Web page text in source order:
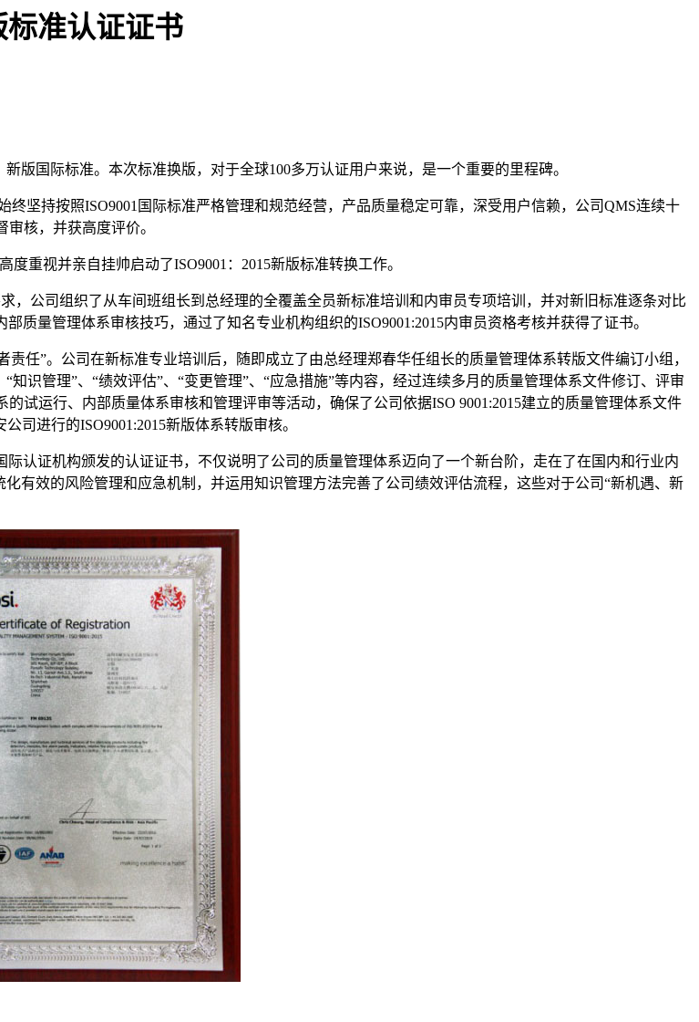
标准认证证书
版国际标准。本次标准换版，对于全球100多万认证用户来说，是一个重要的里程碑。
持按照ISO9001国际标准严格管理和规范经营，产品质量稳定可靠，深受用户信赖，公司QMS连续十
核，并获高度评价。
视并亲自挂帅启动了ISO9001：2015新版标准转换工作。
公司组织了从车间班组长到总经理的全覆盖全员新标准培训和内审员专项培训，并对新旧标准逐条对比
质量管理体系审核技巧，通过了知名专业机构组织的ISO9001:2015内审员资格考核并获得了证书。
”。公司在新标准专业培训后，随即成立了由总经理郑春华任组长的质量管理体系转版文件编订小组，
识管理”、“绩效评估”、“变更管理”、“应急措施”等内容，经过连续多月的质量管理体系文件修订、评审
试运行、内部质量体系审核和管理评审等活动，确保了公司依据ISO 9001:2015建立的质量管理体系文件
司进行的ISO9001:2015新版体系转版审核。
证机构颁发的认证证书，不仅说明了公司的质量管理体系迈向了一个新台阶，走在了在国内和行业内
有效的风险管理和应急机制，并运用知识管理方法完善了公司绩效评估流程，这些对于公司“新机遇、新